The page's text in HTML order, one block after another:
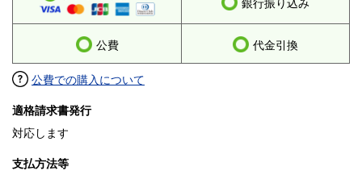
銀行振り込み
公費 代金引換
公費での購入について
適格請求書発行
対応します
支払方法等